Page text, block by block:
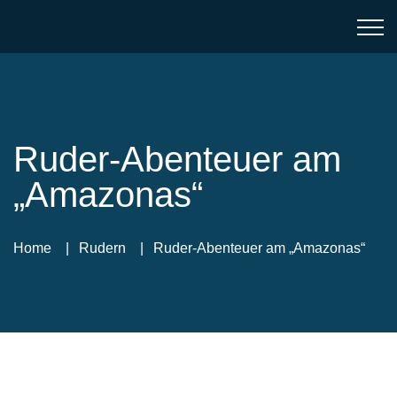
Ruder-Abenteuer am
„Amazonas“
Home Rudern Ruder-Abenteuer am „Amazonas“